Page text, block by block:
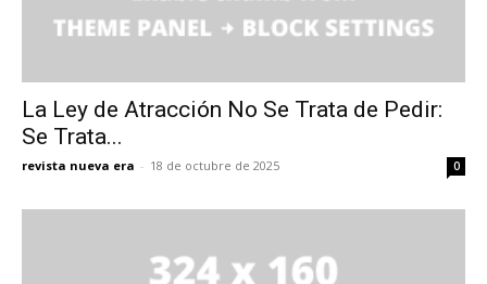
La Ley de Atracción No Se Trata de Pedir:
Se Trata...
revista nueva era - 18 de octubre de 2025 0